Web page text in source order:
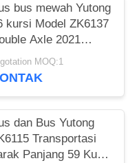
bus mewah Yutong
kursi Model ZK6137
Axle 2021
Airbag
MOQ:1
dan Bus Yutong
Transportasi
Panjang 59 Kursi